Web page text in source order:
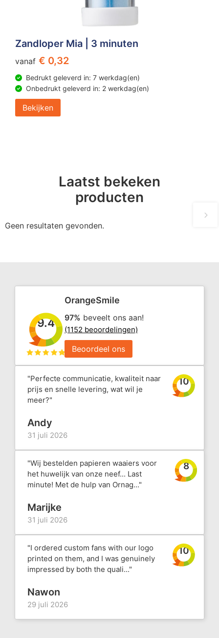
Zandloper Mia | 3 minuten
vanaf € 0,32
Bedrukt geleverd in: 7 werkdag(en)
Onbedrukt geleverd in: 2 werkdag(en)
Bekijken
Laatst bekeken
producten
Geen resultaten gevonden.
9.4
OrangeSmile
97% beveelt ons aan!
(1152 beoordelingen)
Beoordeel ons
"Perfecte communicatie, kwaliteit naar
prijs en snelle levering, wat wil je
meer?"
10
Andy
31 juli 2026
"Wij bestelden papieren waaiers voor
het huwelijk van onze neef... Last
minute! Met de hulp van Ornag..."
8
Marijke
31 juli 2026
"I ordered custom fans with our logo
printed on them, and I was genuinely
impressed by both the quali..."
10
Nawon
29 juli 2026